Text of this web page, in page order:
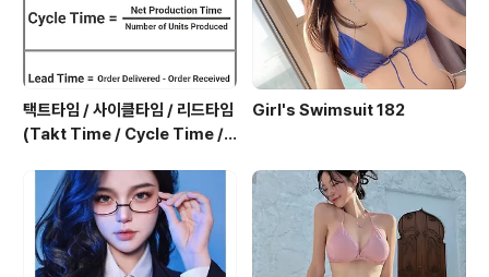
택트타임 / 사이클타임 / 리드타임
(Takt Time / Cycle Time / L
Girl's Swimsuit 182